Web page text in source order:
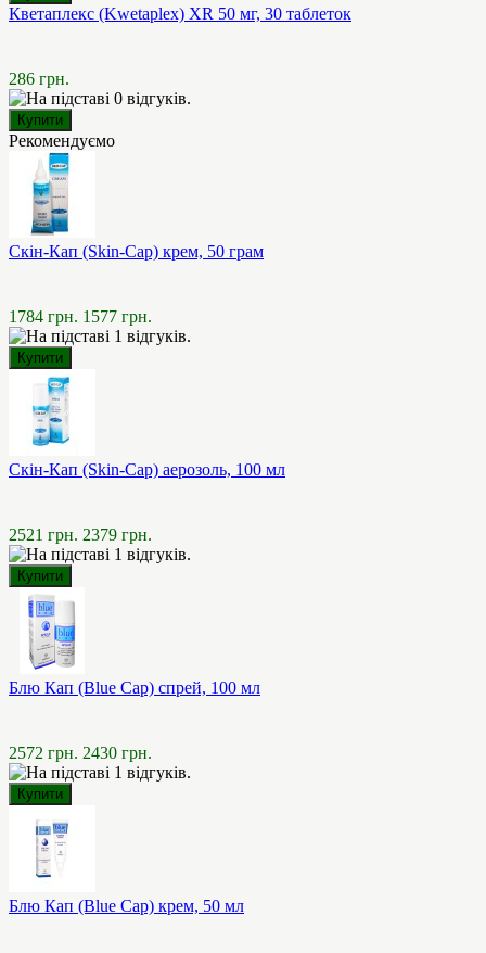
Кветаплекс (Kwetaplex) XR 50 мг, 30 таблеток
286 грн.
Рекомендуємо
Скін-Кап (Skin-Cap) крем, 50 грам
1784 грн. 1577 грн.
Скін-Кап (Skin-Cap) аерозоль, 100 мл
2521 грн. 2379 грн.
Блю Кап (Blue Cap) спрей, 100 мл
2572 грн. 2430 грн.
Блю Кап (Blue Cap) крем, 50 мл